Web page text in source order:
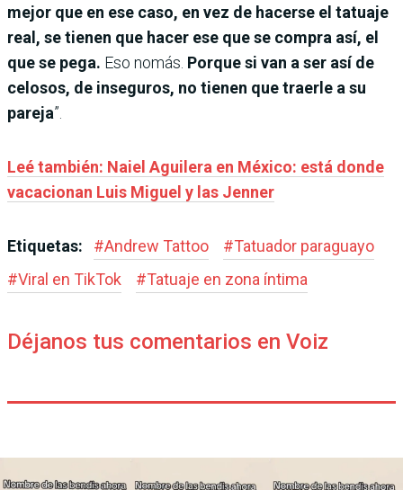
mejor que en ese caso, en vez de hacerse el tatuaje
real, se tienen que hacer ese que se compra así, el
que se pega. Eso nomás. Porque si van a ser así de
celosos, de inseguros, no tienen que traerle a su
pareja”.
Leé también: Naiel Aguilera en México: está donde
vacacionan Luis Miguel y las Jenner
Etiquetas: #Andrew Tattoo #Tatuador paraguayo
#Viral en TikTok #Tatuaje en zona íntima
Déjanos tus comentarios en Voiz